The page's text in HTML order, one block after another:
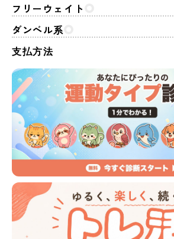
フリーウェイト
ダンベル系
支払方法